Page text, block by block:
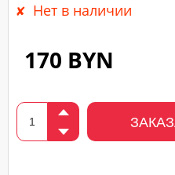
Нет в наличии
170 BYN